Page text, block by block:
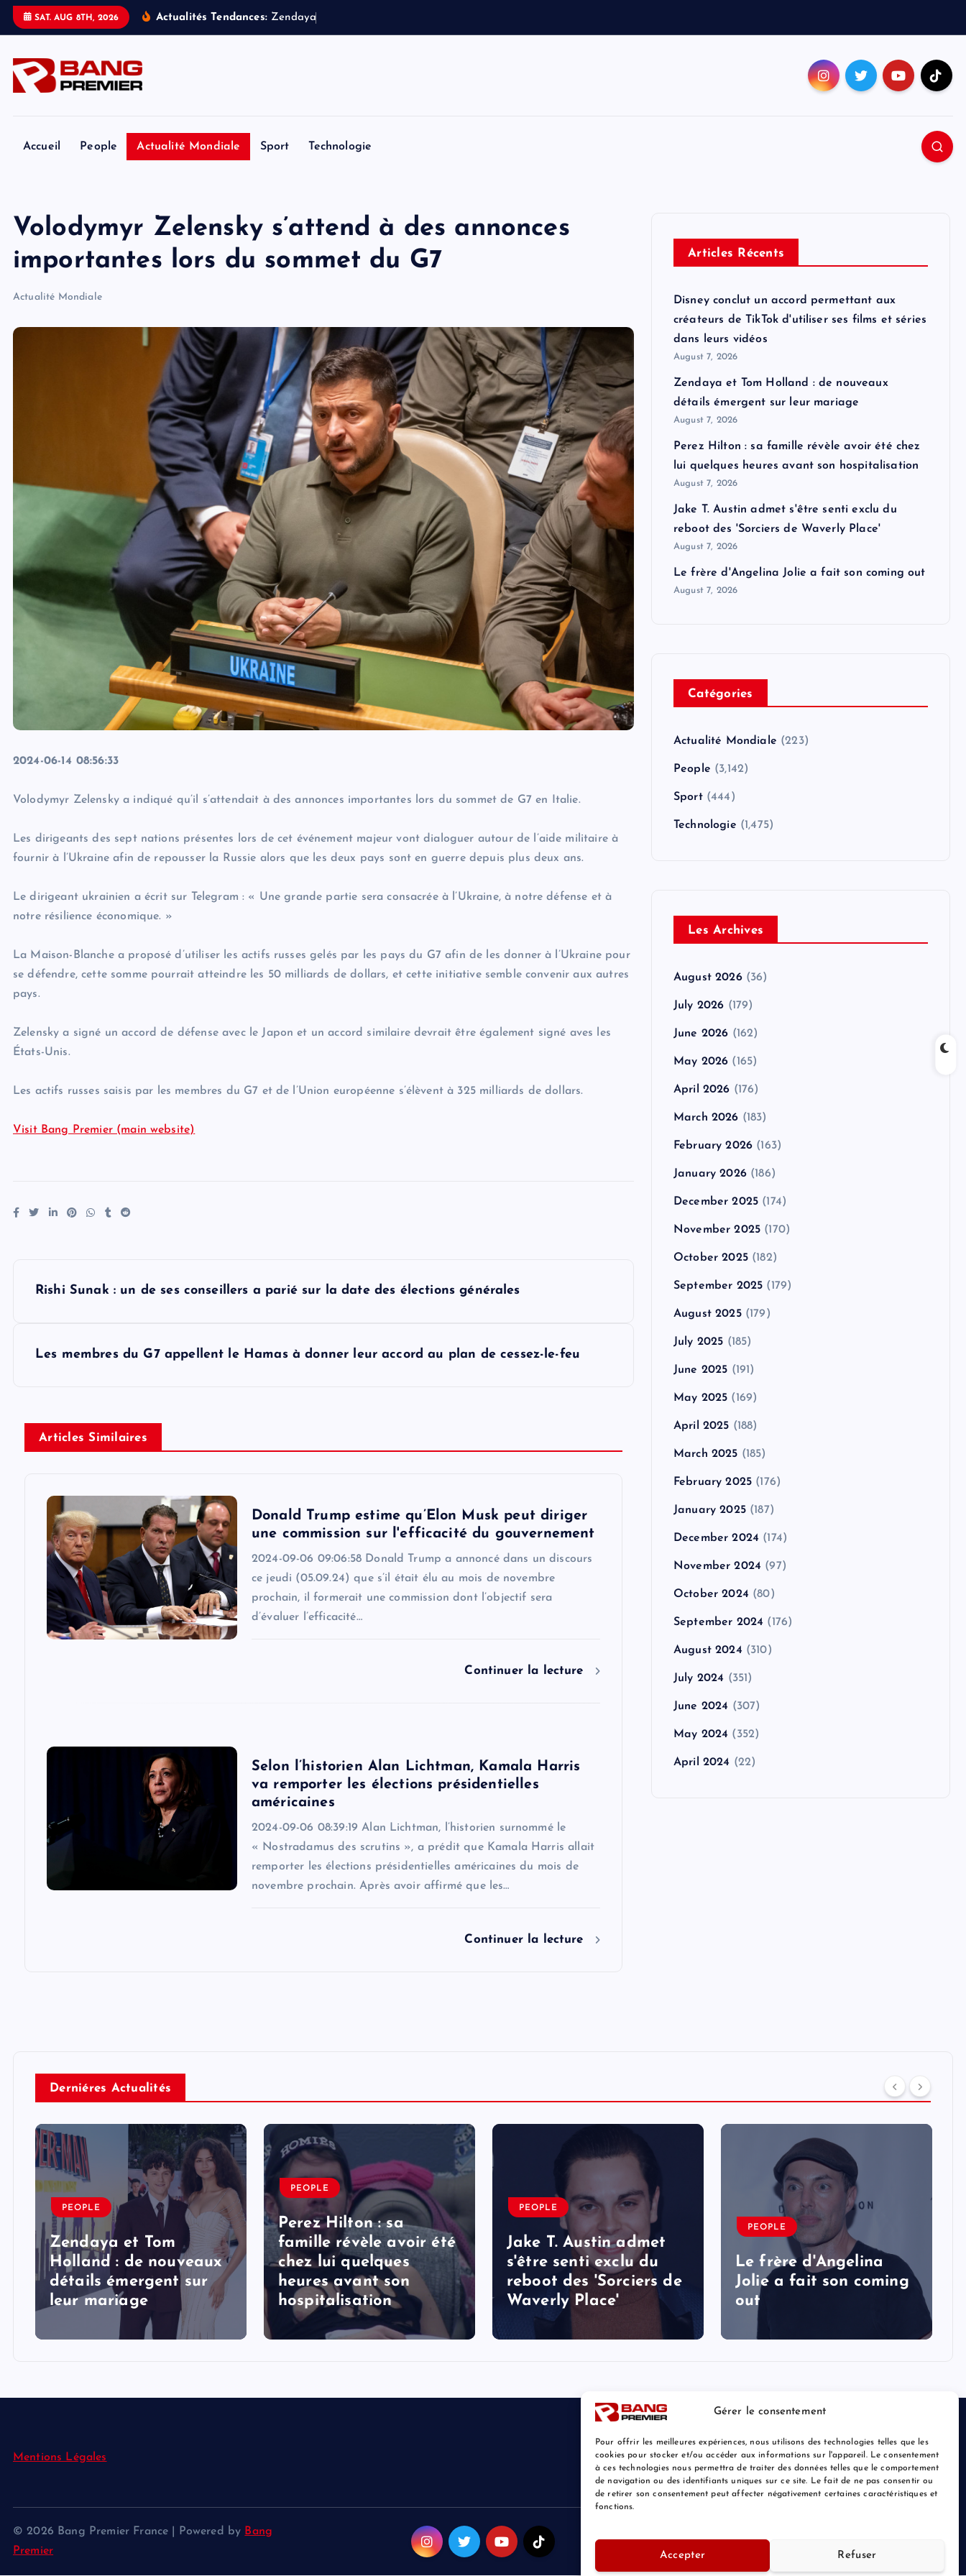
Gérer le consentement
Pour offrir les meilleures expériences, nous utilisons des technologies telles que les
cookies pour stocker et/ou accéder aux informations sur l'appareil. Le consentement
à ces technologies nous permettra de traiter des données telles que le comportement
de navigation ou des identifiants uniques sur ce site. Le fait de ne pas consentir ou
de retirer son consentement peut affecter négativement certaines caractéristiques et
fonctions.
Accepter Refuser
SAT. AUG 8TH, 2026 Actualités Tendances: Zendaya
Accueil People Actualité Mondiale Sport Technologie
Volodymyr Zelensky s’attend à des annonces
importantes lors du sommet du G7
Actualité Mondiale
2024-06-14 08:56:33
Volodymyr Zelensky a indiqué qu’il s’attendait à des annonces importantes lors du sommet de G7 en Italie.
Les dirigeants des sept nations présentes lors de cet événement majeur vont dialoguer autour de l’aide militaire à
fournir à l’Ukraine afin de repousser la Russie alors que les deux pays sont en guerre depuis plus deux ans.
Le dirigeant ukrainien a écrit sur Telegram : « Une grande partie sera consacrée à l’Ukraine, à notre défense et à
notre résilience économique. »
La Maison-Blanche a proposé d’utiliser les actifs russes gelés par les pays du G7 afin de les donner à l’Ukraine pour
se défendre, cette somme pourrait atteindre les 50 milliards de dollars, et cette initiative semble convenir aux autres
pays.
Zelensky a signé un accord de défense avec le Japon et un accord similaire devrait être également signé aves les
États-Unis.
Les actifs russes saisis par les membres du G7 et de l’Union européenne s’élèvent à 325 milliards de dollars.
Visit Bang Premier (main website)
Rishi Sunak : un de ses conseillers a parié sur la date des élections générales
Les membres du G7 appellent le Hamas à donner leur accord au plan de cessez-le-feu
Articles Similaires
Donald Trump estime qu’Elon Musk peut diriger
une commission sur l'efficacité du gouvernement
2024-09-06 09:06:58 Donald Trump a annoncé dans un discours
ce jeudi (05.09.24) que s’il était élu au mois de novembre
prochain, il formerait une commission dont l’objectif sera
d’évaluer l’efficacité…
Continuer la lecture
Selon l’historien Alan Lichtman, Kamala Harris
va remporter les élections présidentielles
américaines
2024-09-06 08:39:19 Alan Lichtman, l’historien surnommé le
« Nostradamus des scrutins », a prédit que Kamala Harris allait
remporter les élections présidentielles américaines du mois de
novembre prochain. Après avoir affirmé que les…
Continuer la lecture
Articles Récents
Disney conclut un accord permettant aux
créateurs de TikTok d'utiliser ses films et séries
dans leurs vidéos
August 7, 2026
Zendaya et Tom Holland : de nouveaux
détails émergent sur leur mariage
August 7, 2026
Perez Hilton : sa famille révèle avoir été chez
lui quelques heures avant son hospitalisation
August 7, 2026
Jake T. Austin admet s'être senti exclu du
reboot des 'Sorciers de Waverly Place'
August 7, 2026
Le frère d'Angelina Jolie a fait son coming out
August 7, 2026
Catégories
Actualité Mondiale (223)
People (3,142)
Sport(444)
Technologie (1,475)
Les Archives
August 2026(36)
July 2026 (179)
June 2026 (162)
May 2026 (165)
April 2026 (176)
March 2026 (183)
February 2026 (163)
January 2026(186)
December 2025 (174)
November 2025 (170)
October 2025(182)
September 2025 (179)
August 2025(179)
July 2025 (185)
June 2025 (191)
May 2025 (169)
April 2025 (188)
March 2025 (185)
February 2025 (176)
January 2025(187)
December 2024 (174)
November 2024 (97)
October 2024 (80)
September 2024 (176)
August 2024 (310)
July 2024 (351)
June 2024 (307)
May 2024 (352)
April 2024 (22)
Derniéres Actualités
PEOPLE
Zendaya et Tom
Holland : de nouveaux
détails émergent sur
leur mariage
PEOPLE
Perez Hilton : sa
famille révèle avoir été
chez lui quelques
heures avant son
hospitalisation
PEOPLE
Jake T. Austin admet
s'être senti exclu du
reboot des 'Sorciers de
Waverly Place'
PEOPLE
Le frère d'Angelina
Jolie a fait son coming
out
Mentions Légales
© 2026 Bang Premier France | Powered by Bang
Premier